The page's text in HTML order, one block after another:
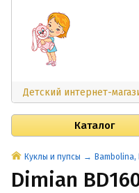
Детский интернет-
Каталог
Куклы и пупсы Bambolina,
Dimian